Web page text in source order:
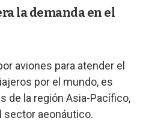
la demanda en el
aviones para atender el
por el mundo, es
de la región Asia-Pacífico,
sector aeonáutico.